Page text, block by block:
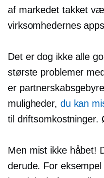
af markedet takket
virksomhedernes
Det er dog ikke alle
største problemer
er
muligheder, du kan
til driftsomkostninger.
Men mist ikke håbet!
derude. For